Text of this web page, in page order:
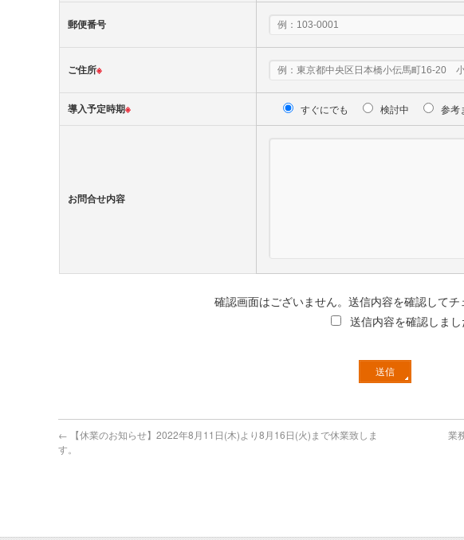
郵便番号
ご住所※
導入予定時期※ すぐにでも 検討中 参考
お問合せ内容
確認画面はございません。送信内容を確認して
送信内容を確認しまし
← 【休業のお知らせ】2022年8月11日(木)より8月16日(火)まで休業致しま
す。
業